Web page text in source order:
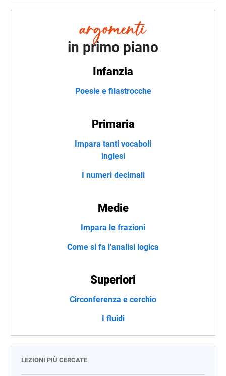
in primo piano
Infanzia
Poesie e filastrocche
Primaria
Impara tanti vocaboli
inglesi
I numeri decimali
Medie
Impara le frazioni
Come si fa l'analisi logica
Superiori
Circonferenza e cerchio
I fluidi
LEZIONI PIÙ CERCATE